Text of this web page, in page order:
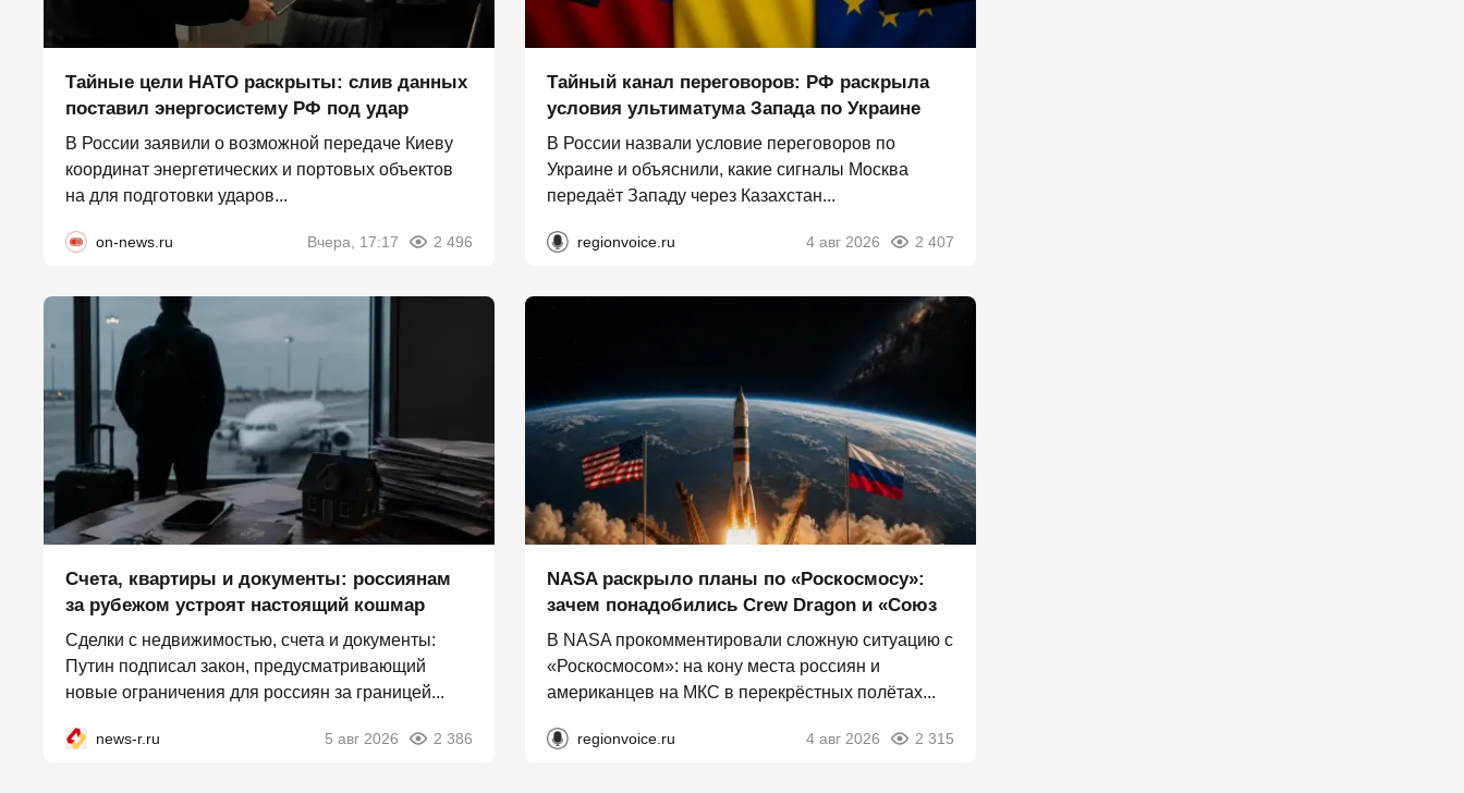
Тайные цели НАТО раскрыты: слив данных
поставил энергосистему РФ под удар
В России заявили о возможной передаче Киеву
координат энергетических и портовых объектов
на для подготовки ударов...
on-news.ru Вчера, 17:17 2 496
Тайный канал переговоров: РФ раскрыла
условия ультиматума Запада по Украине
В России назвали условие переговоров по
Украине и объяснили, какие сигналы Москва
передаёт Западу через Казахстан...
regionvoice.ru 4 авг 2026 2 407
Счета, квартиры и документы: россиянам
за рубежом устроят настоящий кошмар
Сделки с недвижимостью, счета и документы:
Путин подписал закон, предусматривающий
новые ограничения для россиян за границей...
news-r.ru 5 авг 2026 2 386
NASA раскрыло планы по «Роскосмосу»:
зачем понадобились Crew Dragon и «Союз
В NASA прокомментировали сложную ситуацию с
«Роскосмосом»: на кону места россиян и
американцев на МКС в перекрёстных полётах...
regionvoice.ru 4 авг 2026 2 315